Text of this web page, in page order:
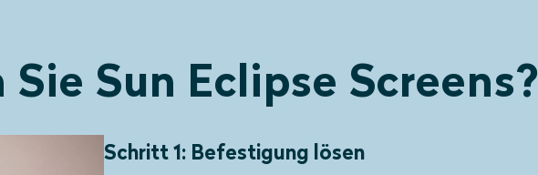
Sun Eclipse Screens?
Schritt 1: Befestigung lösen